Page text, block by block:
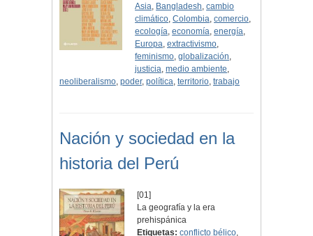
Asia, Bangladesh,cambio
climático,Colombia,comercio,
ecología,economía,energía,
Europa,extractivismo,
feminismo,globalización,
justicia,medio ambiente,
neoliberalismo, poder, política, territorio, trabajo
Nación y sociedad en la
historia del Perú
[01]
La geografía y la era
prehispánica
Etiquetas: conflicto bélico,